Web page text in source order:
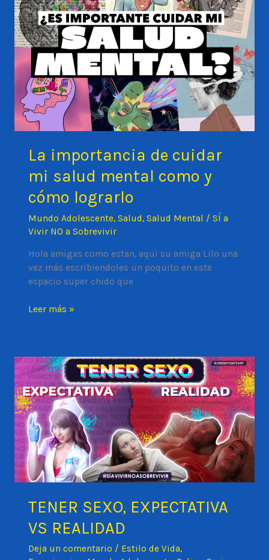
La importancia de cuidar
mi salud mental como y
cómo lograrlo
Mundo Adolescente,Salud,Salud Mental /SÍ a
Vivir NO a Sobrevivir
Hola amigxs como estan, aqui su amiga Lilo una
vez más escribiendoles un poquito en este
espacio super chido que
La
mi
salud
mental
como
y
cómo
lograrlo
Leer más »
TENER SEXO, EXPECTATIVA
VS REALIDAD
Deja un comentario / Estilo de Vida,